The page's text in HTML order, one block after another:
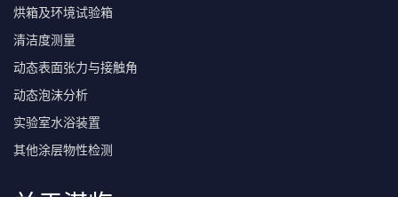
烘箱及环境试验箱
清洁度测量
动态表面张力与接触角
动态泡沫分析
实验室水浴装置
其他涂层物性检测